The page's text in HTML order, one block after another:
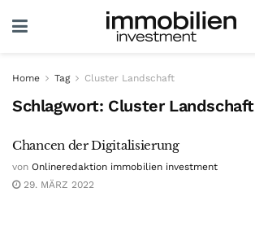
Home Tag Cluster Landschaft
Schlagwort: Cluster Landschaft
Chancen der Digitalisierung
von Onlineredaktion immobilien investment
29. MÄRZ 2022